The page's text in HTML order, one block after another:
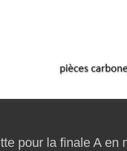
pour la finale A en